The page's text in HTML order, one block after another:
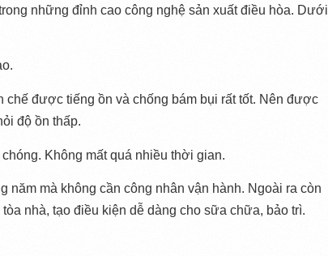
những đỉnh cao công nghệ sản xuất điều hòa. Dưới
chế được tiếng ồn và chống bám bụi rất tốt. Nên được
độ ồn thấp.
Không mất quá nhiều thời gian.
năm mà không cần công nhân vận hành. Ngoài ra còn
nhà, tạo điều kiện dễ dàng cho sữa chữa, bảo trì.